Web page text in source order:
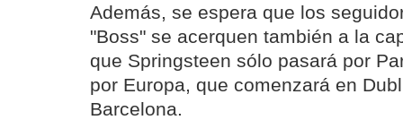
Además, se espera que los
"Boss" se acerquen también a la
que Springsteen sólo pasará por
por Europa, que comenzará en
Barcelona.